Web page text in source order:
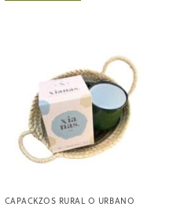
CAPACKZOS RURAL O URBANO